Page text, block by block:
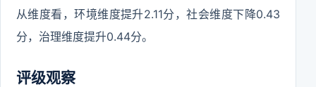
从维度看，环境维度提升2.11分，社会维度下降0.43
分，治理维度提升0.44分。
评级观察